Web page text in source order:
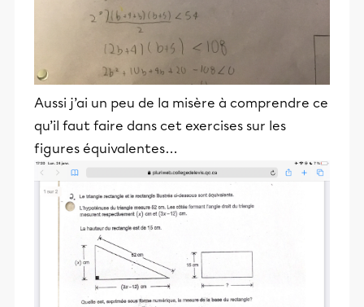
Aussi j’ai un peu de la misère à comprendre ce
qu’il faut faire dans cet exercises sur les
figures équivalentes…